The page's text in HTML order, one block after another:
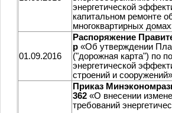
энергетической
капитальном ремонте
многоквартирных
01.09.2016
Распоряжение
р «Об утверждении
("дорожная карта") по
энергетической
строений и сооружений»
Приказ
362 «О внесении
требований